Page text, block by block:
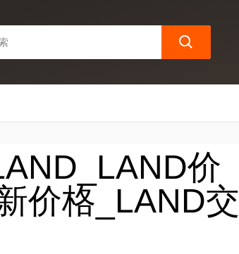
价
价格_LAND交